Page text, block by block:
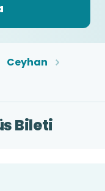
Ceyhan
Bileti